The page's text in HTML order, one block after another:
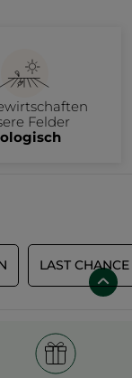
Felder
LAST CHANCE